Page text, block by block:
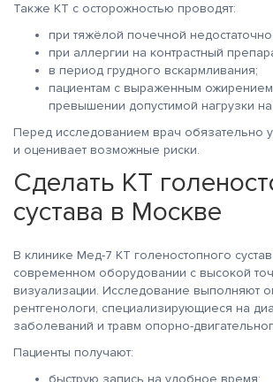
Также КТ с осторожностью проводят:
при тяжёлой почечной
при аллергии на контрастный
в период грудного вскармливания;
пациентам с выраженным
превышении допустимой нагрузки
Перед исследованием врач обязательно
и оценивает возможные риски.
Сделать КТ
сустава в Москве
В клинике Мед-7 КТ голеностопного
современном оборудовании с высокой
визуализации. Исследование выполняют
рентгенологи, специализирующиеся на
заболеваний и травм опорно-
Пациенты получают: